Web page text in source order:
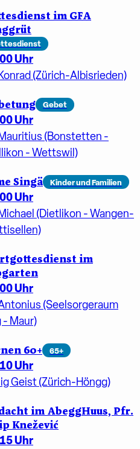
im GFA
Uhr
(Zürich-Albisrieden)
Gebet
Uhr
(Bonstetten -
- Wettswil)
Singä Kinder und Familien
Uhr
(Dietlikon - Wangen-
im
Uhr
(Seelsorgeraum
- Maur)
60+ 65+
Uhr
Geist (Zürich-Höngg)
im AbeggHuus, Pfr.
Knežević
Uhr